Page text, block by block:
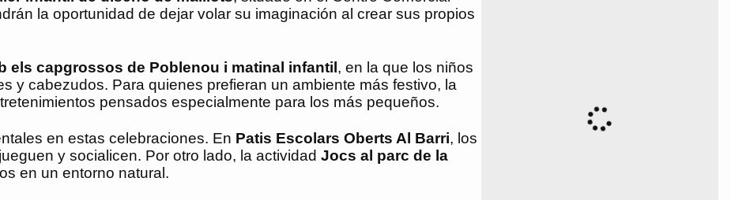
la oportunidad de dejar volar su imaginación al crear sus propios
els capgrossos de Poblenou i matinal infantil , en la que los niños
y cabezudos. Para quienes prefieran un ambiente más festivo, la
pensados especialmente para los más pequeños.
en estas celebraciones. En Patis Escolars Oberts Al Barri, los
y socialicen. Por otro lado, la actividad Jocs al parc de la
en un entorno natural.